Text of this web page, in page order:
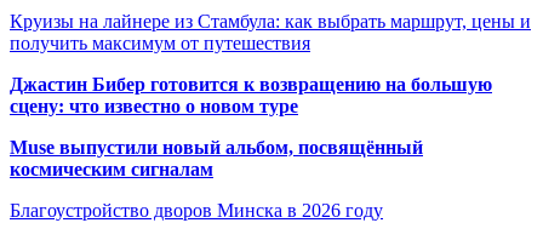
Круизы на лайнере из Стамбула: как выбрать маршрут, цены и
получить максимум от путешествия
Джастин Бибер готовится к возвращению на большую
сцену: что известно о новом туре
Muse выпустили новый альбом, посвящённый
космическим сигналам
Благоустройство дворов Минска в 2026 году